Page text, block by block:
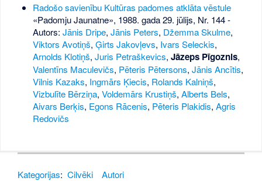
Radošo savienību Kultūras padomes atklāta vēstule
«Padomju Jaunatne», 1988. gada 29. jūlijs, Nr. 144-
Autors: Jānis Dripe, Jānis Peters, Džemma Skulme,
Viktors Avotiņš, Ģirts Jakovļevs, Ivars Seleckis,
Arnolds Klotiņš, Juris Petraškevics, Jāzeps Pīgoznis,
Valentīns Maculevičs, Pēteris Pētersons, Jānis Ancītis,
Vilnis Kazaks, Ingmārs Ķiecis, Rolands Kalniņš,
Vizbulīte Bērziņa, Voldemārs Krustiņš, Alberts Bels,
Aivars Berķis, Egons Rācenis, Pēteris Plakidis, Agris
Redovičs
Kategorijas: Cilvēki Autori